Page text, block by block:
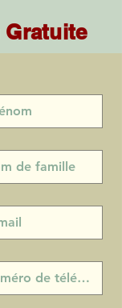
Gratuite